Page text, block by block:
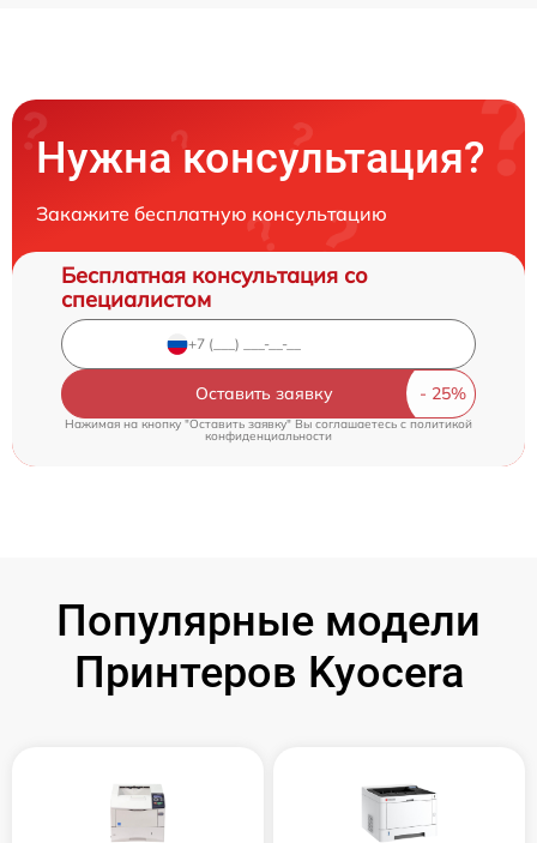
Нужна консультация?
Закажите бесплатную консультацию
Бесплатная консультация со
специалистом
Оставить заявку
Нажимая на кнопку "Оставить заявку" Вы соглашаетесь cполитикой
конфиденциальности
Популярные модели
Принтеров Kyocera